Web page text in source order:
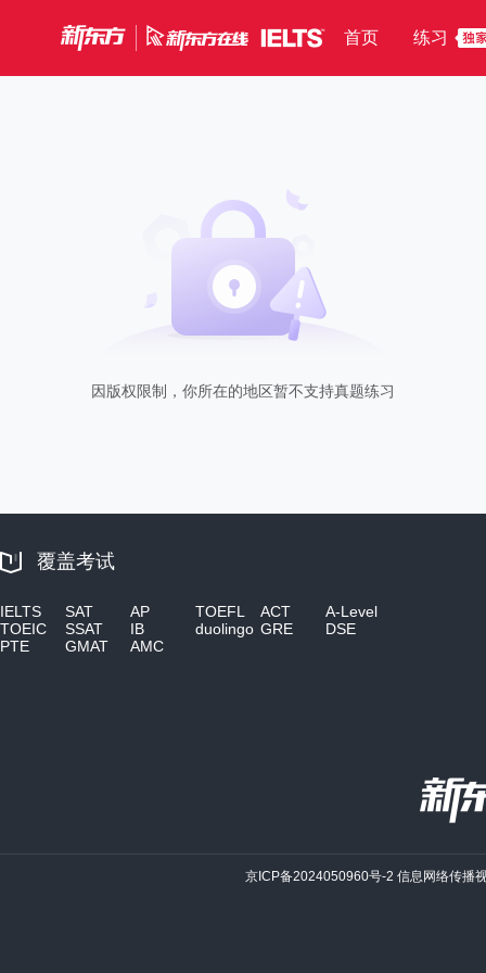
首页 练习
因版权限制，你所在的地区暂不支持真题练习
覆盖考试
IELTS SAT AP TOEFL ACT
A-Level
TOEIC
SSAT IB duolingo GRE
DSE
PTE
GMAT AMC
京ICP备2024050960号-2 信息网络传播